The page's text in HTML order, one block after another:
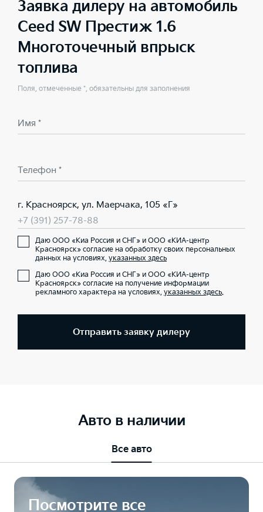
Заявка дилеру на автомобиль
Ceed SW Престиж 1.6
Многоточечный впрыск
топлива
Поля, отмеченные *, обязательны для заполнения
Имя *
Телефон *
г. Красноярск, ул. Маерчака, 105 «Г»
+7 (391) 257-78-88
Даю ООО «Киа Россия и СНГ» и ООО «КИА-центр
Красноярск» согласие на обработку своих персональных
данных на условиях, указанных здесь
Даю ООО «Киа Россия и СНГ» и ООО «КИА-центр
Красноярск» согласие на получение информации
рекламного характера на условиях, указанных здесь.
Отправить заявку дилеру
Авто в наличии
Все авто
Посмотрите все